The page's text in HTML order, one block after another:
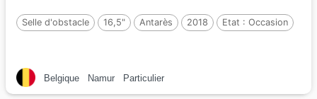
Selle d'obstacle 16,5" Antarès 2018 Etat : Occasion
Belgique Namur Particulier